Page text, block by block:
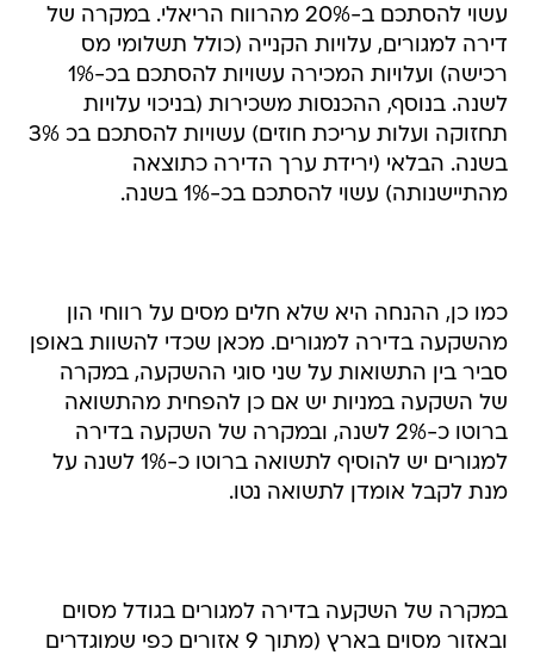
עשוי להסתכם ב-20% מהרווח הריאלי. במקרה של
דירה למגורים, עלויות הקנייה (כולל תשלומי מס
רכישה) ועלויות המכירה עשויות להסתכם בכ-1%
לשנה. בנוסף, ההכנסות משכירות (בניכוי עלויות
תחזוקה ועלות עריכת חוזים) עשויות להסתכם בכ 3%
בשנה. הבלאי (ירידת ערך הדירה כתוצאה
מהתיישנותה) עשוי להסתכם בכ-1% בשנה.
כמו כן, ההנחה היא שלא חלים מסים על רווחי הון
מהשקעה בדירה למגורים. מכאן שכדי להשוות באופן
סביר בין התשואות על שני סוגי ההשקעה, במקרה
של השקעה במניות יש אם כן להפחית מהתשואה
ברוטו כ-2% לשנה, ובמקרה של השקעה בדירה
למגורים יש להוסיף לתשואה ברוטו כ-1% לשנה על
מנת לקבל אומדן לתשואה נטו.
במקרה של השקעה בדירה למגורים בגודל מסוים
ובאזור מסוים בארץ (מתוך 9 אזורים כפי שמוגדרים